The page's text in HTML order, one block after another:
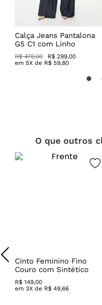
Calça Jeans Pantalona
G5 C1 com Linho
R$ 479,00
R$ 299,00
em 5X de R$ 59,80
O que outros
Cinto Feminino Fino
Couro com Sintético
R$ 149,00
em 3X de R$ 49,66